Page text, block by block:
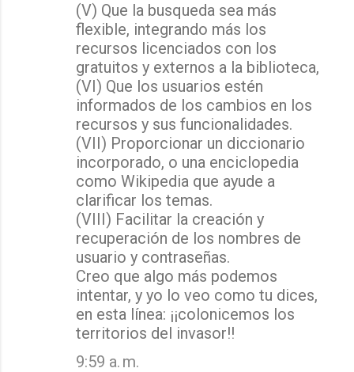
(V) Que la busqueda sea más
flexible, integrando más los
recursos licenciados con los
gratuitos y externos a la biblioteca,
(VI) Que los usuarios estén
informados de los cambios en los
recursos y sus funcionalidades.
(VII) Proporcionar un diccionario
incorporado, o una enciclopedia
como Wikipedia que ayude a
clarificar los temas.
(VIII) Facilitar la creación y
recuperación de los nombres de
usuario y contraseñas.
Creo que algo más podemos
intentar, y yo lo veo como tu dices,
en esta línea: ¡¡colonicemos los
territorios del invasor!!
9:59 a. m.